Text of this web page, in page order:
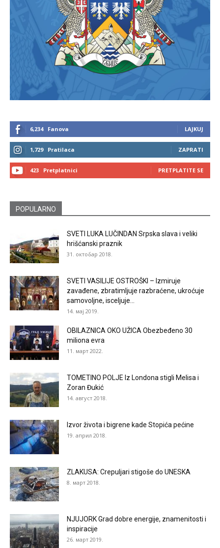
6,234 Fanova LAJKUJ
1,729 Pratilaca ZAPRATI
423 Pretplatnici PRETPLATITE SE
POPULARNO
SVETI LUKA LUČINDAN Srpska slava i veliki
hrišćanski praznik
31. октобар 2018.
SVETI VASILIJE OSTROŠKI – Izmiruje
zavađene, zbratimljuje razbraćene, ukroćuje
samovoljne, isceljuje...
14. мај 2019.
OBILAZNICA OKO UŽICA Obezbeđeno 30
miliona evra
11. март 2022.
TOMETINO POLJE Iz Londona stigli Melisa i
Zoran Đukić
14. август 2018.
Izvor života i bigrene kade Stopića pećine
19. април 2018.
ZLAKUSA: Crepuljari stigoše do UNESKA
8. март 2018.
NJUJORK Grad dobre energije, znamenitosti i
inspiracije
26. март 2019.